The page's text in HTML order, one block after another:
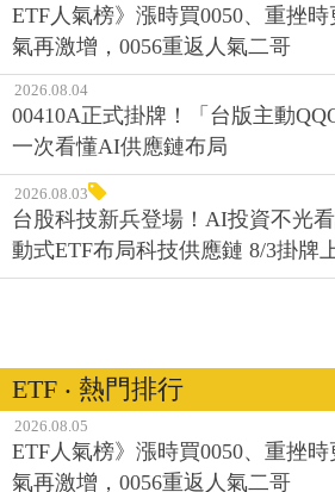
ETF人氣榜》漲時買0050、重挫時
氣再激增，0056重返人氣二哥
2026.08.04
00410A正式掛牌！「台版主動
一次看懂AI供應鏈布局
2026.08.03
台股科技新兵登場！AI投資不光
動式ETF布局科技供應鏈 8/3掛牌
ETF ‧ 熱門排行
2026.08.05
ETF人氣榜》漲時買0050、重挫時
氣再激增，0056重返人氣二哥